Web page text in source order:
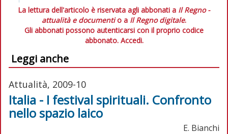
La lettura dell'articolo è riservata agli abbonati a Il Regno -
attualità e documentio a Il Regno digitale.
Gli abbonati possono autenticarsi con il proprio codice
abbonato. Accedi.
Leggi anche
Attualità, 2009-10
Italia - I festival spirituali. Confronto
nello spazio laico
E. Bianchi